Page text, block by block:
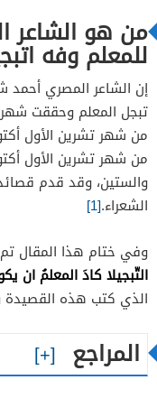
من هو الشاعر
للمعلم وفه
إن الشاعر المصري
تبجل المعلم وحققت
والستين، وقد قدم
الشعراء.[1]
وفي ختام هذا المقال
التّبجيلا كادَ المعلمُ ان
الذي كتب هذه القصيدة
المراجع